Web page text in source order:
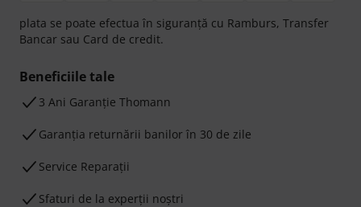
plata se poate efectua în siguranță cu Ramburs, Transfer
Bancar sau Card de credit.
Beneficiile tale
3 Ani Garanție Thomann
Garanţia returnării banilor în 30 de zile
Service Reparații
Sfaturi de la experții noștri